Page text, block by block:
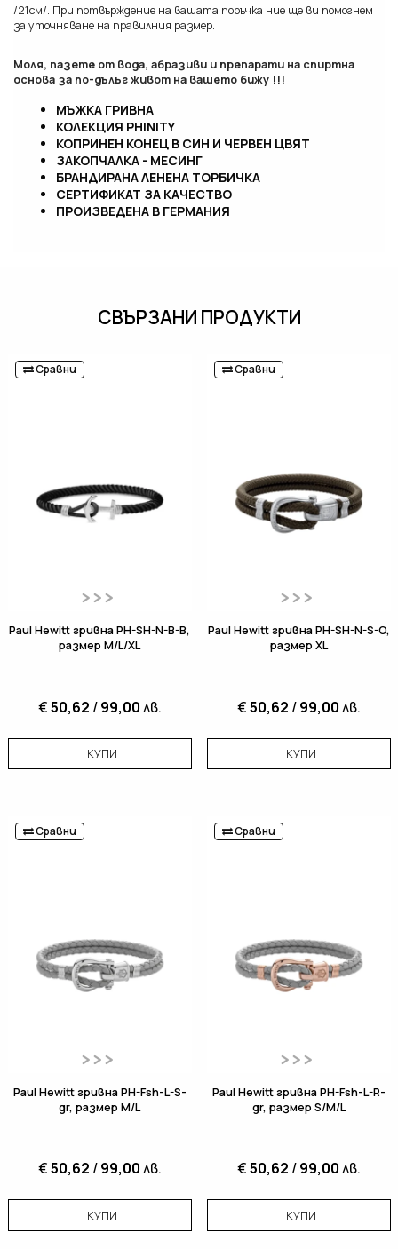
/21см/. При потвърждение на вашата поръчка ние ще ви помогнем
за уточняване на правилния размер.
Моля, пазете от вода, абразиви и препарати на спиртна
основа за по-дълъг живот на вашето бижу !!!
МЪЖКА ГРИВНА
КОЛЕКЦИЯ PHINITY
КОПРИНЕН КОНЕЦ В СИН И ЧЕРВЕН ЦВЯТ
ЗАКОПЧАЛКА - МЕСИНГ
БРАНДИРАНА ЛЕНЕНА ТОРБИЧКА
СЕРТИФИКАТ ЗА КАЧЕСТВО
ПРОИЗВЕДЕНА В ГЕРМАНИЯ
СВЪРЗАНИ ПРОДУКТИ
Сравни
Paul Hewitt гривна PH-SH-N-B-B,
размер M/L/XL
€50,62 /99,00лв.
КУПИ
Сравни
Paul Hewitt гривна PH-SH-N-S-O,
размер XL
€50,62 /99,00лв.
КУПИ
Сравни
Paul Hewitt гривна PH-Fsh-L-S-
gr, размер M/L
€50,62 /99,00лв.
КУПИ
Сравни
Paul Hewitt гривна PH-Fsh-L-R-
gr, размер S/M/L
€50,62 /99,00лв.
КУПИ